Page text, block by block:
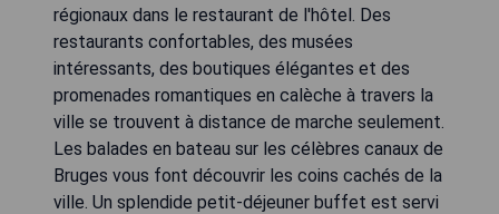
régionaux dans le restaurant de l'hôtel. Des
restaurants confortables, des musées
intéressants, des boutiques élégantes et des
promenades romantiques en calèche à travers la
ville se trouvent à distance de marche seulement.
Les balades en bateau sur les célèbres canaux de
Bruges vous font découvrir les coins cachés de la
ville. Un splendide petit-déjeuner buffet est servi